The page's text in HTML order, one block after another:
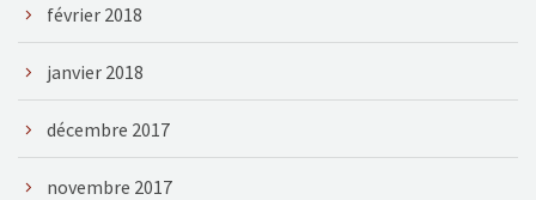
février 2018
janvier 2018
décembre 2017
novembre 2017